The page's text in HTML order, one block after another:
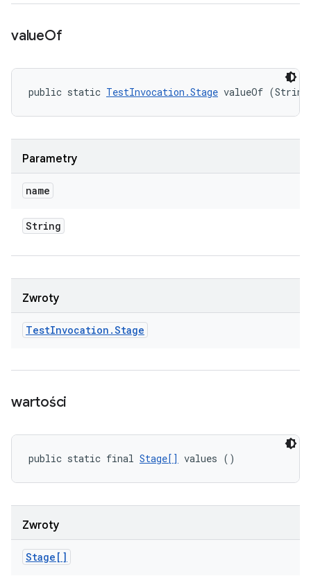
valueOf
public static TestInvocation.Stage valueOf (String
Parametry
name
String
Zwroty
TestInvocation .Stage
wartości
public static final Stage[] values ()
Zwroty
Stage[]